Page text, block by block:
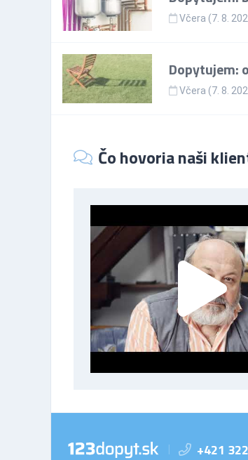
Včera (7. 8.
Dopytujem:
Včera (7. 8.
Čo hovoria naši
+421